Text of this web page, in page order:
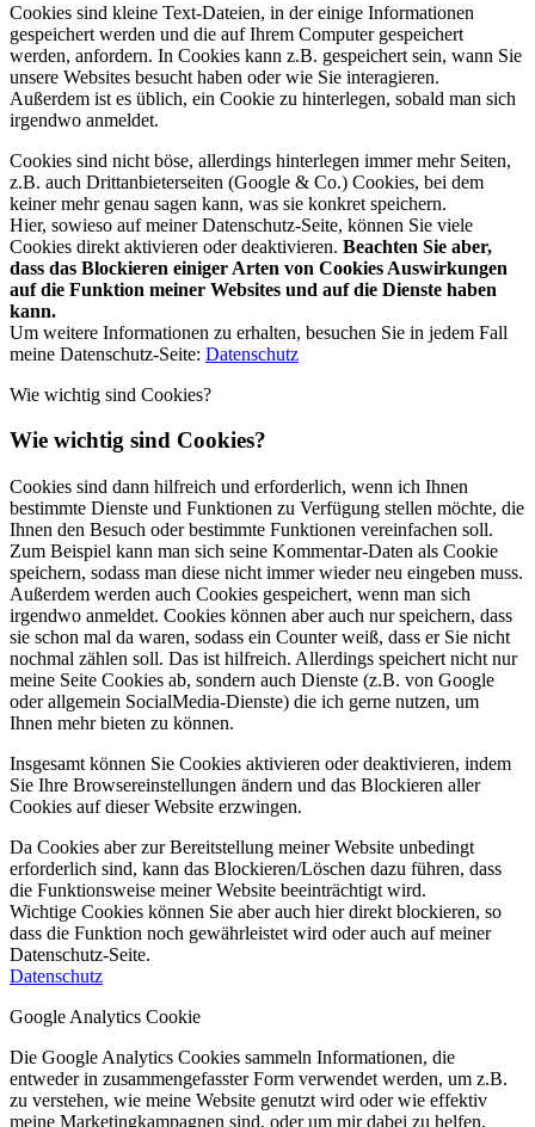
Cookies sind kleine Text-Dateien, in der einige Informationen
gespeichert werden und die auf Ihrem Computer gespeichert
werden, anfordern. In Cookies kann z.B. gespeichert sein, wann Sie
unsere Websites besucht haben oder wie Sie interagieren.
Außerdem ist es üblich, ein Cookie zu hinterlegen, sobald man sich
irgendwo anmeldet.
Cookies sind nicht böse, allerdings hinterlegen immer mehr Seiten,
z.B. auch Drittanbieterseiten (Google & Co.) Cookies, bei dem
keiner mehr genau sagen kann, was sie konkret speichern.
Hier, sowieso auf meiner Datenschutz-Seite, können Sie viele
Cookies direkt aktivieren oder deaktivieren. Beachten Sie aber,
dass das Blockieren einiger Arten von Cookies Auswirkungen
auf die Funktion meiner Websites und auf die Dienste haben
kann.
Um weitere Informationen zu erhalten, besuchen Sie in jedem Fall
meine Datenschutz-Seite: Datenschutz
Wie wichtig sind Cookies?
Wie wichtig sind Cookies?
Cookies sind dann hilfreich und erforderlich, wenn ich Ihnen
bestimmte Dienste und Funktionen zu Verfügung stellen möchte, die
Ihnen den Besuch oder bestimmte Funktionen vereinfachen soll.
Zum Beispiel kann man sich seine Kommentar-Daten als Cookie
speichern, sodass man diese nicht immer wieder neu eingeben muss.
Außerdem werden auch Cookies gespeichert, wenn man sich
irgendwo anmeldet. Cookies können aber auch nur speichern, dass
sie schon mal da waren, sodass ein Counter weiß, dass er Sie nicht
nochmal zählen soll. Das ist hilfreich. Allerdings speichert nicht nur
meine Seite Cookies ab, sondern auch Dienste (z.B. von Google
oder allgemein SocialMedia-Dienste) die ich gerne nutzen, um
Ihnen mehr bieten zu können.
Insgesamt können Sie Cookies aktivieren oder deaktivieren, indem
Sie Ihre Browsereinstellungen ändern und das Blockieren aller
Cookies auf dieser Website erzwingen.
Da Cookies aber zur Bereitstellung meiner Website unbedingt
erforderlich sind, kann das Blockieren/Löschen dazu führen, dass
die Funktionsweise meiner Website beeinträchtigt wird.
Wichtige Cookies können Sie aber auch hier direkt blockieren, so
dass die Funktion noch gewährleistet wird oder auch auf meiner
Datenschutz-Seite.
Datenschutz
Google Analytics Cookie
Die Google Analytics Cookies sammeln Informationen, die
entweder in zusammengefasster Form verwendet werden, um z.B.
zu verstehen, wie meine Website genutzt wird oder wie effektiv
meine Marketingkampagnen sind, oder um mir dabei zu helfen,